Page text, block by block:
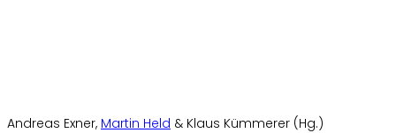
Andreas Exner, Martin Held & Klaus Kümmerer (Hg.)